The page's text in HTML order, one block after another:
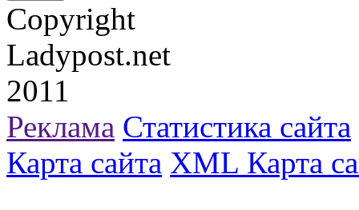
Copyright
Ladypost.net
2011
Реклама Статистика сайта
Карта сайта XML Карта